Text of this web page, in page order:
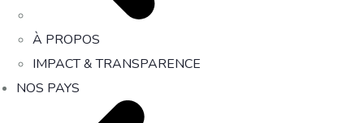
À PROPOS
IMPACT & TRANSPARENCE
NOS PAYS